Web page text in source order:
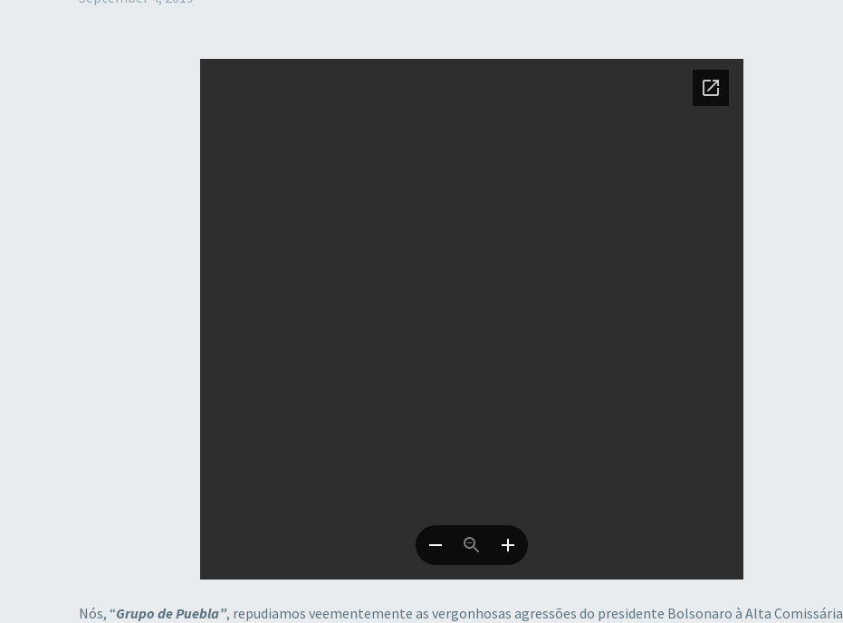
Nós, “Grupo de Puebla”, repudiamos veementemente as vergonhosas agressões do presidente Bolsonaro à Alta Comissária